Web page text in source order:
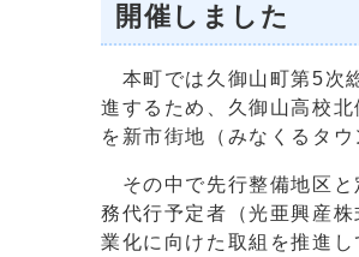
開催しました
本町では久御山町第5次
進するため、久御山高校
を新市街地（みなくるタ
その中で先行整備地区と
務代行予定者（光亜興産
業化に向けた取組を推進し